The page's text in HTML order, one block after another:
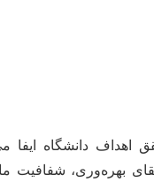
اهداف دانشگاه ایفا
بهره‌وری، شفافیت